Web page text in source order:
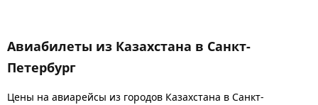
Авиабилеты из Казахстана в Санкт-
Петербург
Цены на авиарейсы из городов Казахстана в Санкт-